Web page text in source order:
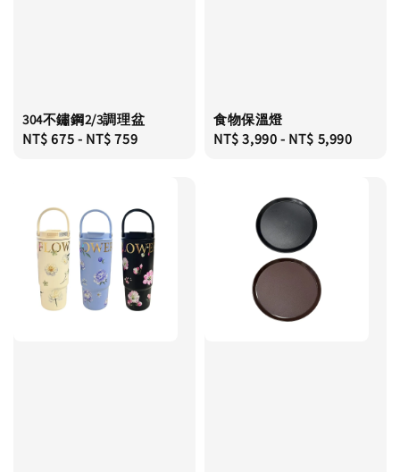
304不鏽鋼2/3調理盆
Regular
NT$ 675- NT$ 759
食物保溫燈
Regular
NT$ 3,990- NT$ 5,990